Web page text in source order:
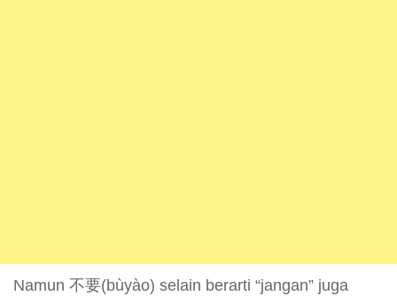
Namun 不要(bùyào) selain berarti “jangan” juga